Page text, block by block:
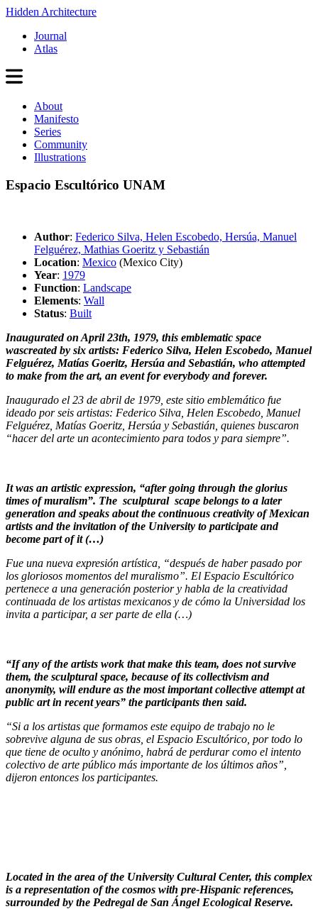
Hidden Architecture
Journal
Atlas
About
Manifesto
Series
Community
Illustrations
Espacio Escultórico UNAM
Author: Federico Silva, Helen Escobedo, Hersúa, Manuel
Felguérez, Mathias Goeritz y Sebastián
Location: Mexico (Mexico City)
Year: 1979
Function: Landscape
Elements: Wall
Status: Built
Inaugurated on April 23th, 1979, this emblematic space
wascreated by six artists: Federico Silva, Helen Escobedo, Manuel
Felguérez, Matías Goeritz, Hersúa and Sebastián, who attempted
to make from the art, an event for everybody and forever.
Inaugurado el 23 de abril de 1979, este sitio emblemático fue
ideado por seis artistas: Federico Silva, Helen Escobedo, Manuel
Felguérez, Matías Goeritz, Hersúa y Sebastián, quienes buscaron
“hacer del arte un acontecimiento para todos y para siempre”.
It was an artistic expression, “after going through the glorius
times of muralism”. The sculptural scape belongs to a later
generation and speaks about the continuous creativity of Mexican
artists and the invitation of the University to participate and
become part of it (…)
Fue una nueva expresión artística, “después de haber pasado por
los gloriosos momentos del muralismo”. El Espacio Escultórico
pertenece a una generación posterior y habla de la creatividad
continuada de los artistas mexicanos y de cómo la Universidad los
invita a participar, a ser parte de ella (…)
“If any of the artists work that make this team, does not survive
them, the sculptural space, because of its collectivism and
anonymity, will endure as the most important collective attempt at
public art in recent years” the participants then said.
“Si a los artistas que formamos este equipo de trabajo no le
sobrevive alguna de sus obras, el Espacio Escultórico, por todo lo
que tiene de oculto y anónimo, habrá de perdurar como el intento
colectivo de arte público más importante de los últimos años”,
dijeron entonces los participantes.
Located in the area of the University Cultural Center, this complex
is a representation of the cosmos with pre-Hispanic references,
surrounded by the Pedregal de San Ángel Ecological Reserve.